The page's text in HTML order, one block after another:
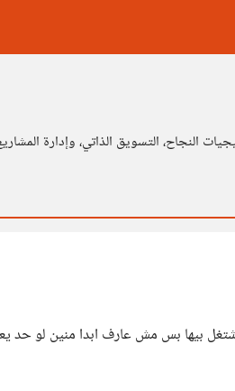
النجاح، التسويق الذاتي، وإدارة
وحابب اشتغل بيها بس مش عارف ابدا منين